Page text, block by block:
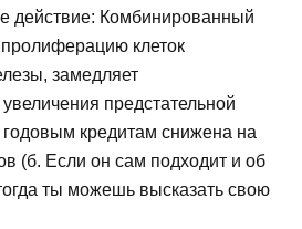
действие: Комбинированный
клеток
замедляет
предстательной
кредитам снижена на
(б. Если он сам подходит и об
ты можешь высказать свою